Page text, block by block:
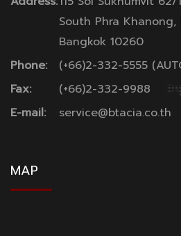
South Phra
Bangkok 10260
Phone:
(+66)2-332-5555
Fax:
(+66)2-332-9988
E-mail:
service@btacia.co.th
MAP